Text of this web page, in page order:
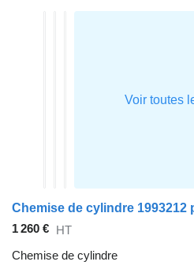
1 260 € HT
Chemise de cylindre